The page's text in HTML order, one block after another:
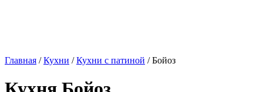
Главная /Кухни /Кухни с патиной / Бойоз